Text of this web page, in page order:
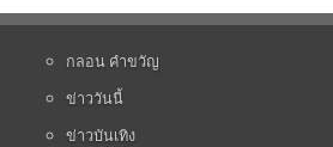
กลอน คำขวัญ
ข่าววันนี้
ข่าวบันเทิง